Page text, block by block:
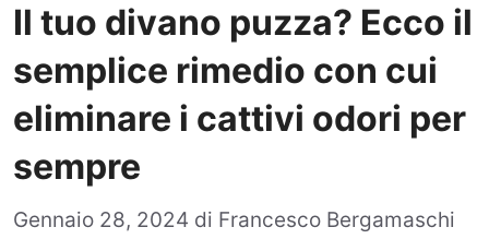
Il tuo divano puzza? Ecco il
semplice rimedio con cui
eliminare i cattivi odori per
sempre
Gennaio 28, 2024 di Francesco Bergamaschi